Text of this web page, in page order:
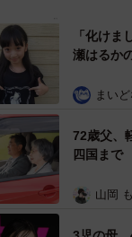
「化けま
瀬はるか
雰囲気が
まい
72歳父、
四国まで
憩まで分
山岡